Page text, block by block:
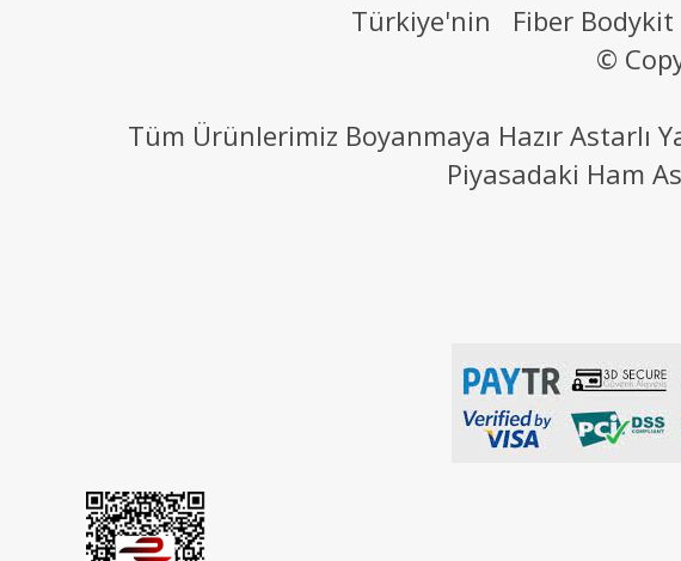
Türkiye'nin Fiber Bodykit
©
Tüm Ürünlerimiz Boyanmaya Hazır Astarlı
Piyasadaki Ham